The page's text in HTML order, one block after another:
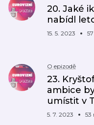
20. Jaké
nabídl
15. 5. 2023
O epizodě
23.
ambice
umístit v
5. 7. 2023 53